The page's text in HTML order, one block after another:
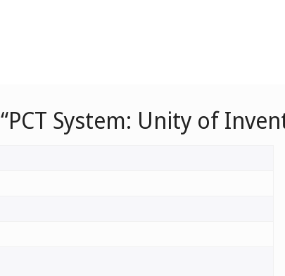
System: Unity of